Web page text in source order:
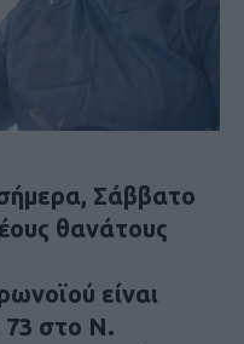
Σάββατο
θανάτους
είναι
73 στο Ν.